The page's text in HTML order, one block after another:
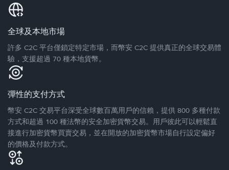
全球及本地市場
許多 C2C 平台僅鎖定特定市場，而幣安 C2C 提供真正的全球交易體
驗，支援超過 70 種本地貨幣。
彈性的支付方式
幣安 C2C 交易平台深受全球數百萬用戶的信賴，提供 800 多種付款
方式和超過 100 種法幣的安全加密貨幣交易。用戶彼此可以輕鬆直
接進行加密貨幣買賣交易，並在開放的加密貨幣市場自行設定偏好
的價格及付款方式。